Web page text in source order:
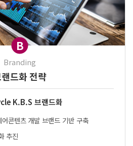
B
Branding
드화 전략
K.B.S 브랜드화
콘텐츠 개발 브랜드 기반 구축
추진